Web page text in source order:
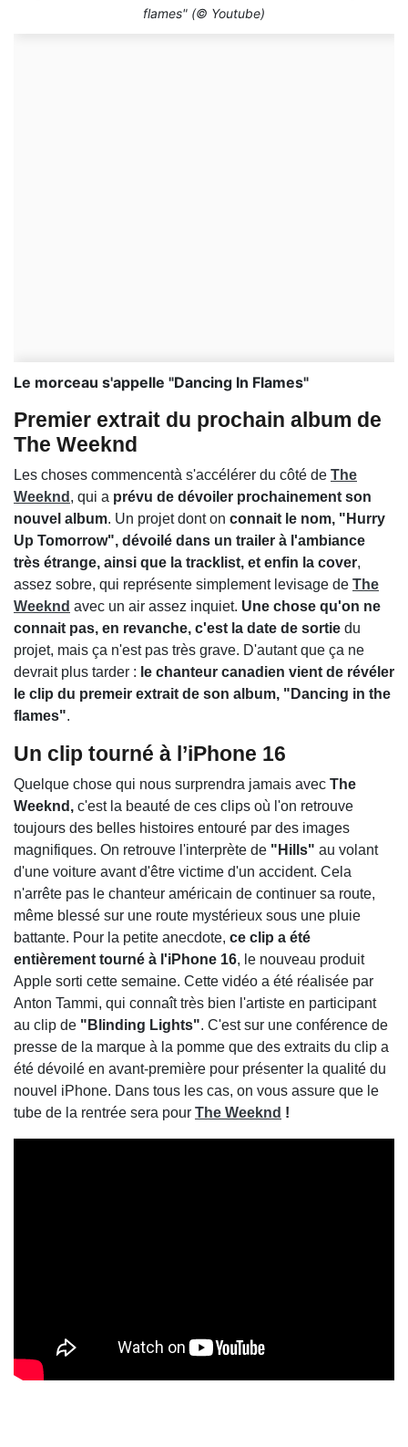
flames" (© Youtube)
Le morceau s'appelle "Dancing In Flames"
Premier extrait du prochain album de
The Weeknd
Les choses commencentà s'accélérer du côté de The
Weeknd , qui a prévu de dévoiler prochainement son
nouvel album. Un projet dont on connait le nom, "Hurry
Up Tomorrow", dévoilé dans un trailer à l'ambiance
très étrange, ainsi que la tracklist, et enfin la cover,
assez sobre, qui représente simplement levisage de The
Weeknd avec un air assez inquiet. Une chose qu'on ne
connait pas, en revanche, c'est la date de sortie du
projet, mais ça n'est pas très grave. D'autant que ça ne
devrait plus tarder : le chanteur canadien vient de révéler
le clip du premeir extrait de son album, "Dancing in the
flames".
Un clip tourné à l’iPhone 16
Quelque chose qui nous surprendra jamais avec The
Weeknd, c'est la beauté de ces clips où l'on retrouve
toujours des belles histoires entouré par des images
magnifiques. On retrouve l'interprète de "Hills" au volant
d'une voiture avant d'être victime d'un accident. Cela
n'arrête pas le chanteur américain de continuer sa route,
même blessé sur une route mystérieux sous une pluie
battante. Pour la petite anecdote, ce clip a été
entièrement tourné à l'iPhone 16, le nouveau produit
Apple sorti cette semaine. Cette vidéo a été réalisée par
Anton Tammi, qui connaît très bien l'artiste en participant
au clip de "Blinding Lights". C'est sur une conférence de
presse de la marque à la pomme que des extraits du clip a
été dévoilé en avant-première pour présenter la qualité du
nouvel iPhone. Dans tous les cas, on vous assure que le
tube de la rentrée sera pour The Weeknd !